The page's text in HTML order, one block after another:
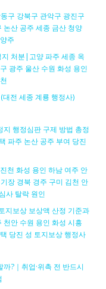
구 강북구 관악구 광진구
논산 공주 세종 금산 청양
주
처분|고양 파주 세종 옥
광주 울산 수원 화성 용인
대전 세종 계룡 행정사)
행정심판 구제 방법 총정
파주 논산 공주 부여 당진
천 화성 용인 하남 여주 안
장 경북 경주 구미 김천 안
사 탈락 원인
지보상 보상액 산정 기준과
안 수원 용인 화성 시흥
당진 성 토지보상 행정사
?｜취업·위촉 전 반드시